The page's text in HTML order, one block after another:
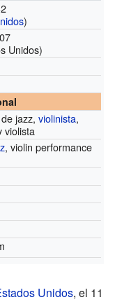
)
Unidos)
jazz,violinista,
violista
, violin performance
Unidos, el 11